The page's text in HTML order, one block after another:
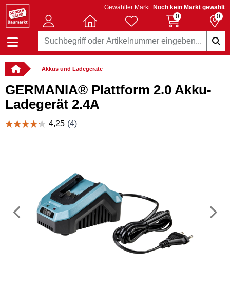
Gewählter Markt: Noch kein Markt gewählt
0
0
Akkus und Ladegeräte
GERMANIA® Plattform 2.0 Akku-
Ladegerät 2.4A
Vorheriges